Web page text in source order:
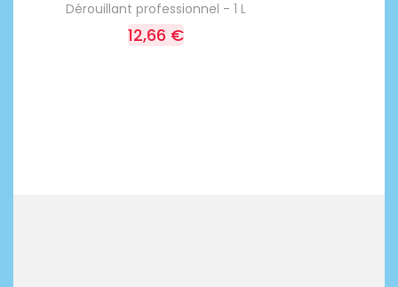
Dérouillant professionnel - 1 L
12,66 €